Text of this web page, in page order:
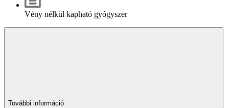
Vény nélkül kapható gyógyszer
További információ